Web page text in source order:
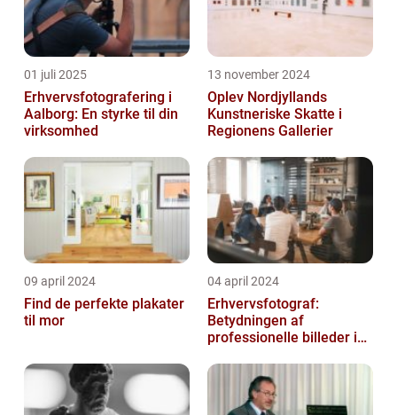
01 juli 2025
Erhvervsfotografering i
Aalborg: En styrke til din
virksomhed
13 november 2024
Oplev Nordjyllands
Kunstneriske Skatte i
Regionens Gallerier
09 april 2024
Find de perfekte plakater
til mor
04 april 2024
Erhvervsfotograf:
Betydningen af
professionelle billeder i